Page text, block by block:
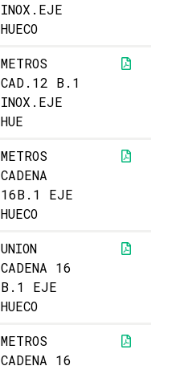
INOX.EJE
HUECO
METROS
CAD.12 B.1
INOX.EJE
HUE
METROS
CADENA
16B.1 EJE
HUECO
UNION
CADENA 16
B.1 EJE
HUECO
METROS
CADENA 16